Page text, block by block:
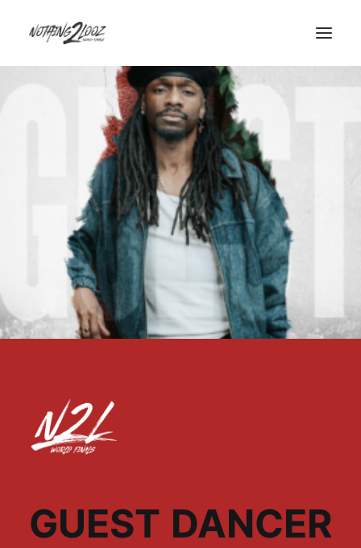
INFOS/CONTACT
PARTENAIRES
GUEST DANCER